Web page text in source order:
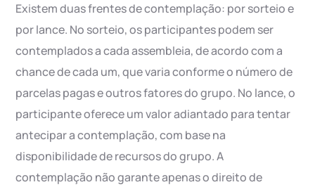
Existem duas frentes de contemplação: por sorteio e
por lance. No sorteio, os participantes podem ser
contemplados a cada assembleia, de acordo com a
chance de cada um, que varia conforme o número de
parcelas pagas e outros fatores do grupo. No lance, o
participante oferece um valor adiantado para tentar
antecipar a contemplação, com base na
disponibilidade de recursos do grupo. A
contemplação não garante apenas o direito de